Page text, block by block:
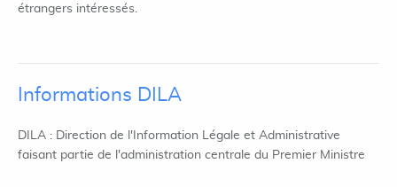
étrangers intéressés.
Informations DILA
DILA : Direction de l'Information Légale et Administrative
faisant partie de l'administration centrale du Premier Ministre